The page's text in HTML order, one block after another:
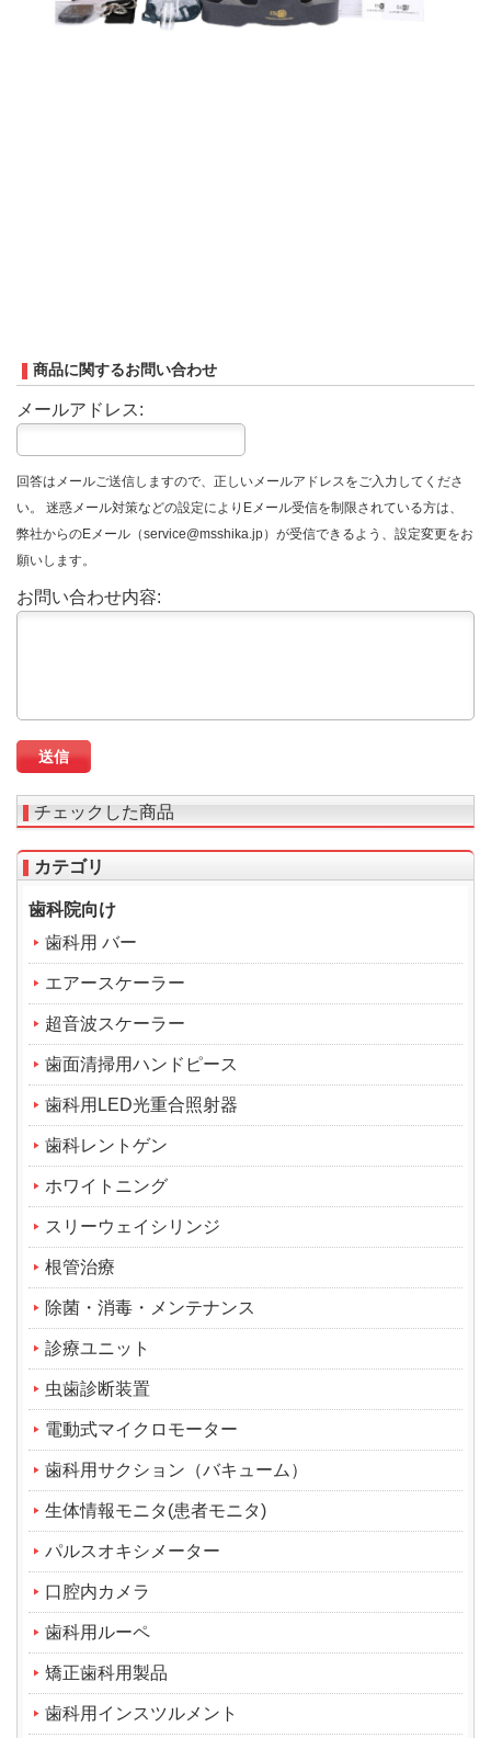
商品に関するお問い合わせ
メールアドレス:
回答はメールご送信しますので、正しいメールアドレスをご入力してくださ
い。 迷惑メール対策などの設定によりEメール受信を制限されている方は、
弊社からのEメール（service@msshika.jp）が受信できるよう、設定変更をお
願いします。
お問い合わせ内容:
チェックした商品
カテゴリ
歯科院向け
歯科用 バー
エアースケーラー
超音波スケーラー
歯面清掃用ハンドピース
歯科用LED光重合照射器
歯科レントゲン
ホワイトニング
スリーウェイシリンジ
根管治療
除菌・消毒・メンテナンス
診療ユニット
虫歯診断装置
電動式マイクロモーター
歯科用サクション（バキューム）
生体情報モニタ(患者モニタ)
パルスオキシメーター
口腔内カメラ
歯科用ルーペ
矯正歯科用製品
歯科用インスツルメント